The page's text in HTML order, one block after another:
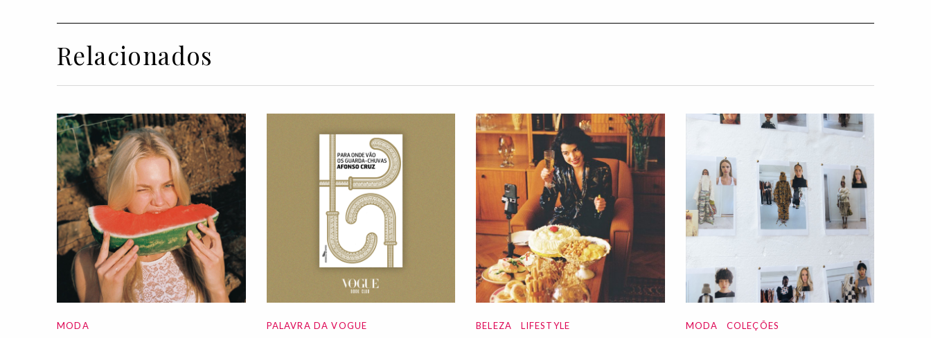
Relacionados
MODA PALAVRA DA VOGUE BELEZA LIFESTYLE MODA COLEÇÕES